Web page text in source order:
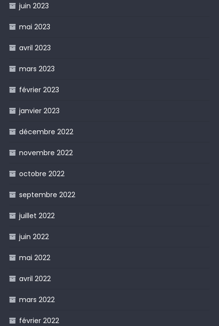
juin 2023
mai 2023
avril 2023
mars 2023
février 2023
janvier 2023
décembre 2022
novembre 2022
octobre 2022
septembre 2022
juillet 2022
juin 2022
mai 2022
avril 2022
mars 2022
février 2022